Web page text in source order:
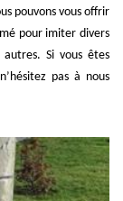
pouvons vous offrir
pour imiter divers
Si vous êtes
pas à nous